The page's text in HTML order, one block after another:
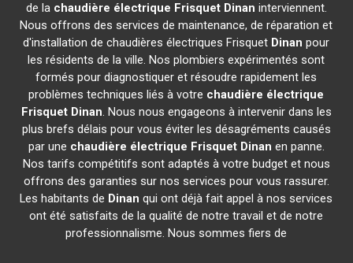
de la chaudière électrique Frisquet Dinan interviennent.
Nous offrons des services de maintenance, de réparation et
d'installation de chaudières électriques Frisquet Dinan pour
les résidents de la ville. Nos plombiers expérimentés sont
formés pour diagnostiquer et résoudre rapidement les
problèmes techniques liés à votre chaudière électrique
Frisquet Dinan. Nous nous engageons à intervenir dans les
plus brefs délais pour vous éviter les désagréments causés
par une chaudière électrique Frisquet Dinan en panne.
Nos tarifs compétitifs sont adaptés à votre budget et nous
offrons des garanties sur nos services pour vous rassurer.
Les habitants de Dinan qui ont déjà fait appel à nos services
ont été satisfaits de la qualité de notre travail et de notre
professionnalisme. Nous sommes fiers de